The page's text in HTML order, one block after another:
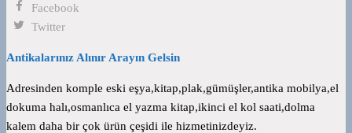
Facebook
Twitter
Antikalarınız Alınır Arayın Gelsin
Adresinden komple eski eşya,kitap,plak,gümüşler,antika mobilya,el
dokuma halı,osmanlıca el yazma kitap,ikinci el kol saati,dolma
kalem daha bir çok ürün çeşidi ile hizmetinizdeyiz.